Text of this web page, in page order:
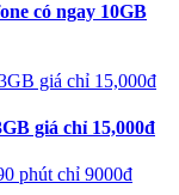
có ngay 10GB
giá chỉ 15,000đ